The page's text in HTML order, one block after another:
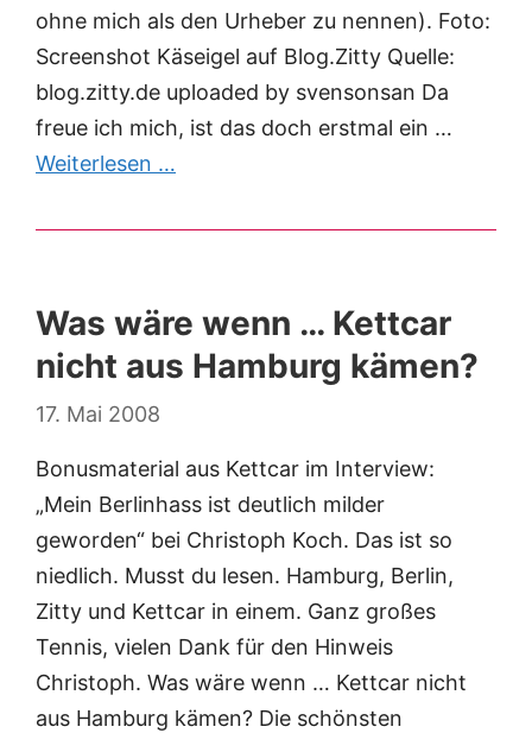
ohne mich als den Urheber zu nennen). Foto:
Screenshot Käseigel auf Blog.Zitty Quelle:
blog.zitty.de uploaded by svensonsan Da
freue ich mich, ist das doch erstmal ein …
Weiterlesen …
Was wäre wenn … Kettcar
nicht aus Hamburg kämen?
17. Mai 2008
Bonusmaterial aus Kettcar im Interview:
„Mein Berlinhass ist deutlich milder
geworden“ bei Christoph Koch. Das ist so
niedlich. Musst du lesen. Hamburg, Berlin,
Zitty und Kettcar in einem. Ganz großes
Tennis, vielen Dank für den Hinweis
Christoph. Was wäre wenn … Kettcar nicht
aus Hamburg kämen? Die schönsten